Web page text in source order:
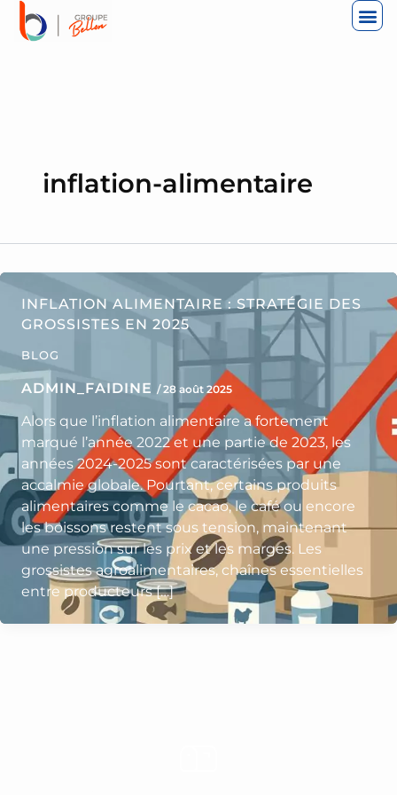
ALLER
AU
inflation-alimentaire
INFLATION ALIMENTAIRE : STRATÉGIE DES
GROSSISTES EN 2025
BLOG
ADMIN_FAIDINE /28 août 2025
Alors que l’inflation alimentaire a fortement
marqué l’année 2022 et une partie de 2023, les
années 2024-2025 sont caractérisées par une
accalmie globale. Pourtant, certains produits
alimentaires comme le cacao, le café ou encore
les boissons restent sous tension, maintenant
une pression sur les prix et les marges. Les
grossistes agroalimentaires, chaînes essentielles
entre producteurs […]